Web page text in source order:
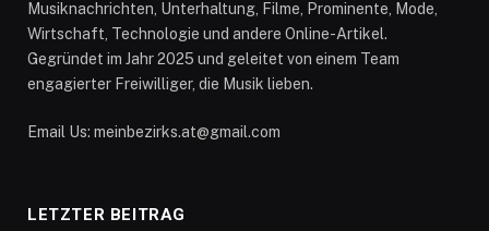
Musiknachrichten, Unterhaltung, Filme, Prominente, Mode,
Wirtschaft, Technologie und andere Online-Artikel.
Gegründet im Jahr 2025 und geleitet von einem Team
engagierter Freiwilliger, die Musik lieben.
Email Us: meinbezirks.at@gmail.com
LETZTER BEITRAG